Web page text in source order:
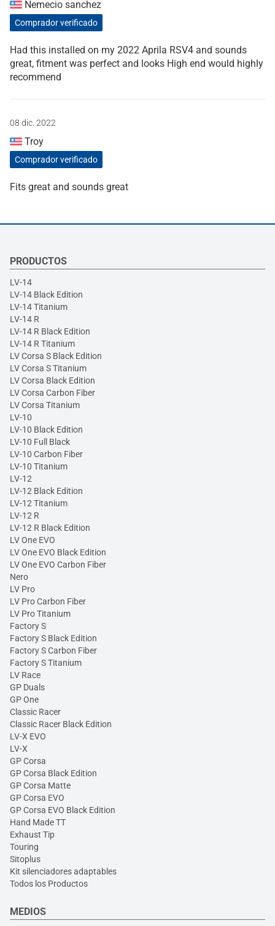
Nemecio sanchez
Comprador verificado
Had this installed on my 2022 Aprila RSV4 and sounds
great, fitment was perfect and looks High end would highly
recommend
08 dic. 2022
Troy
Comprador verificado
Fits great and sounds great
PRODUCTOS
LV-14
LV-14 Black Edition
LV-14 Titanium
LV-14 R
LV-14 R Black Edition
LV-14 R Titanium
LV Corsa S Black Edition
LV Corsa S Titanium
LV Corsa Black Edition
LV Corsa Carbon Fiber
LV Corsa Titanium
LV-10
LV-10 Black Edition
LV-10 Full Black
LV-10 Carbon Fiber
LV-10 Titanium
LV-12
LV-12 Black Edition
LV-12 Titanium
LV-12 R
LV-12 R Black Edition
LV One EVO
LV One EVO Black Edition
LV One EVO Carbon Fiber
Nero
LV Pro
LV Pro Carbon Fiber
LV Pro Titanium
Factory S
Factory S Black Edition
Factory S Carbon Fiber
Factory S Titanium
LV Race
GP Duals
GP One
Classic Racer
Classic Racer Black Edition
LV-X EVO
LV-X
GP Corsa
GP Corsa Black Edition
GP Corsa Matte
GP Corsa EVO
GP Corsa EVO Black Edition
Hand Made TT
Exhaust Tip
Touring
Sitoplus
Kit silenciadores adaptables
Todos los Productos
MEDIOS